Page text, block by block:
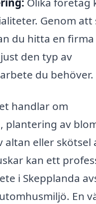
Genom att
du hitta en firma
den typ av
du behöver.
handlar om
plantering av
altan eller skötsel
kan ett
i Skepplanda
En